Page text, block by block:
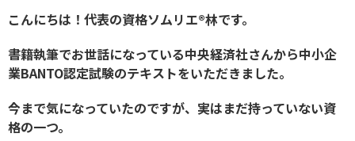
こんにちは！代表の資格ソムリエ®林です。
書籍執筆でお世話になっている中央経済社さんから中小企
業BANTO認定試験のテキストをいただきました。
今まで気になっていたのですが、実はまだ持っていない資
格の一つ。